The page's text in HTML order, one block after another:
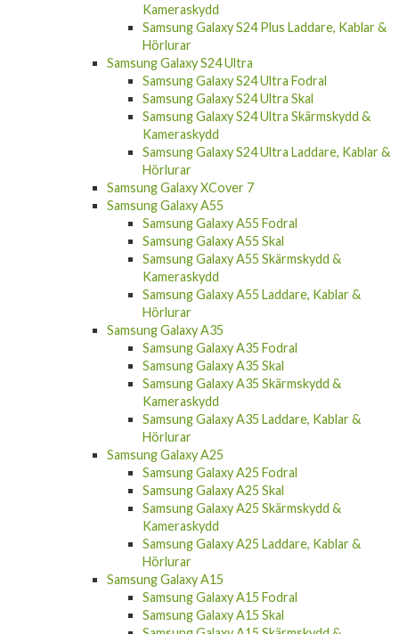
Samsung Galaxy S24 Plus Laddare, Kablar &
Hörlurar
Samsung Galaxy S24 Ultra
Samsung Galaxy S24 Ultra Fodral
Samsung Galaxy S24 Ultra Skal
Samsung Galaxy S24 Ultra Skärmskydd &
Kameraskydd
Samsung Galaxy S24 Ultra Laddare, Kablar &
Hörlurar
Samsung Galaxy XCover 7
Samsung Galaxy A55
Samsung Galaxy A55 Fodral
Samsung Galaxy A55 Skal
Samsung Galaxy A55 Skärmskydd &
Kameraskydd
Samsung Galaxy A55 Laddare, Kablar &
Hörlurar
Samsung Galaxy A35
Samsung Galaxy A35 Fodral
Samsung Galaxy A35 Skal
Samsung Galaxy A35 Skärmskydd &
Kameraskydd
Samsung Galaxy A35 Laddare, Kablar &
Hörlurar
Samsung Galaxy A25
Samsung Galaxy A25 Fodral
Samsung Galaxy A25 Skal
Samsung Galaxy A25 Skärmskydd &
Kameraskydd
Samsung Galaxy A25 Laddare, Kablar &
Hörlurar
Samsung Galaxy A15
Samsung Galaxy A15 Fodral
Samsung Galaxy A15 Skal
Samsung Galaxy A15 Skärmskydd &